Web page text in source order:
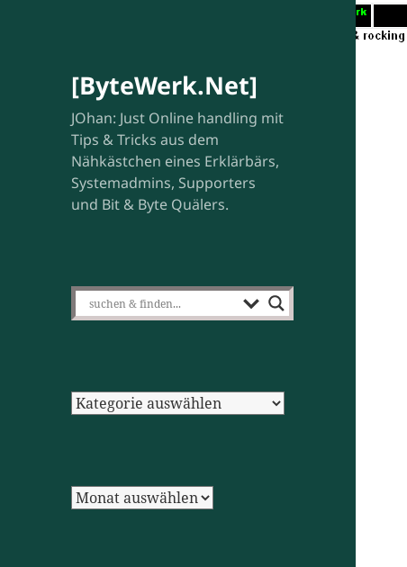
[ByteWerk.Net]
JOhan: Just Online handling mit
Tips & Tricks aus dem
Nähkästchen eines Erklärbärs,
Systemadmins, Supporters
und Bit & Byte Quälers.
Kategorien
Archiv